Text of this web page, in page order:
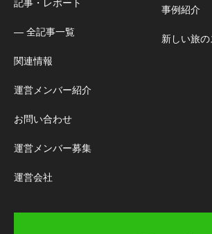
記事・レポート
― 全記事一覧
関連情報
運営メンバー紹介
お問い合わせ
運営メンバー募集
運営会社
事例紹介
新しい旅